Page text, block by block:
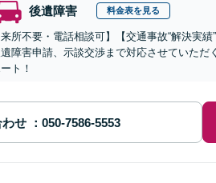
後遺障害 料金表を見る
来所不要・電話相談可】【交通事故“解決実
障害申請、示談交渉まで対応させていた
ト！
わせ